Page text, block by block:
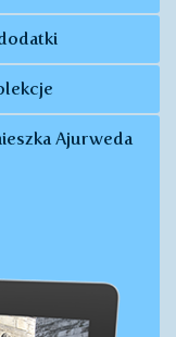
Ajurweda